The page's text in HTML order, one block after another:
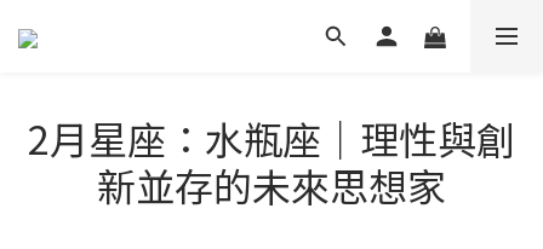
2月星座：水瓶座｜理性與創
新並存的未來思想家